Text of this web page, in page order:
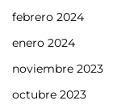
febrero 2024
enero 2024
noviembre 2023
octubre 2023